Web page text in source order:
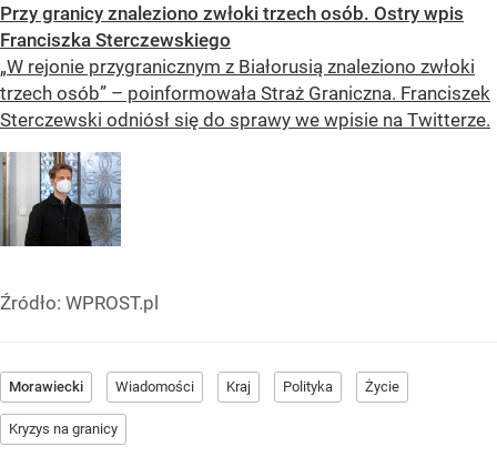
Przy granicy znaleziono zwłoki trzech osób. Ostry wpis
Franciszka Sterczewskiego
„W rejonie przygranicznym z Białorusią znaleziono zwłoki
trzech osób” – poinformowała Straż Graniczna. Franciszek
Sterczewski odniósł się do sprawy we wpisie na Twitterze.
Źródło: WPROST.pl
Morawiecki Wiadomości Kraj Polityka Życie
Kryzys na granicy